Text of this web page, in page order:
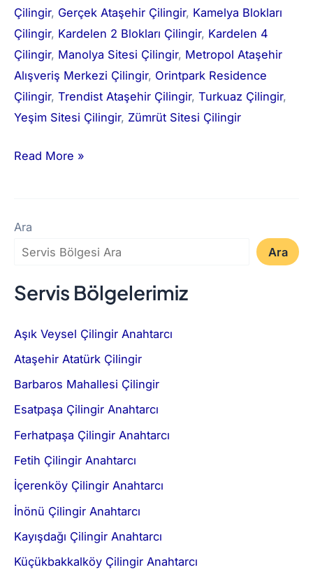
Çilingir, Gerçek Ataşehir Çilingir, Kamelya Blokları
Çilingir, Kardelen 2 Blokları Çilingir, Kardelen 4
Çilingir, Manolya Sitesi Çilingir, Metropol Ataşehir
Alışveriş Merkezi Çilingir, Orintpark Residence
Çilingir, Trendist Ataşehir Çilingir, Turkuaz Çilingir
Yeşim Sitesi Çilingir, Zümrüt Sitesi Çilingir
Read More »
Ara
Ara
Servis Bölgelerimiz
Aşık Veysel Çilingir Anahtarcı
Ataşehir Atatürk Çilingir
Barbaros Mahallesi Çilingir
Esatpaşa Çilingir Anahtarcı
Ferhatpaşa Çilingir Anahtarcı
Fetih Çilingir Anahtarcı
İçerenköy Çilingir Anahtarcı
İnönü Çilingir Anahtarcı
Kayışdağı Çilingir Anahtarcı
Küçükbakkalköy Çilingir Anahtarcı